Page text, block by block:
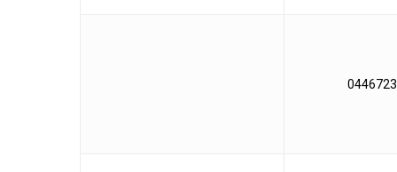
0446723